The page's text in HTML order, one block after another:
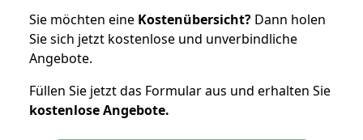
Sie möchten eine Kostenübersicht? Dann holen
Sie sich jetzt kostenlose und unverbindliche
Angebote.
Füllen Sie jetzt das Formular aus und erhalten Sie
kostenloseAngebote.